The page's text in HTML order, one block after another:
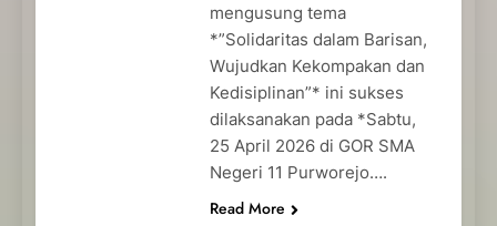
mengusung tema
*”Solidaritas dalam Barisan,
Wujudkan Kekompakan dan
Kedisiplinan”* ini sukses
dilaksanakan pada *Sabtu,
25 April 2026 di GOR SMA
Negeri 11 Purworejo….
Read More